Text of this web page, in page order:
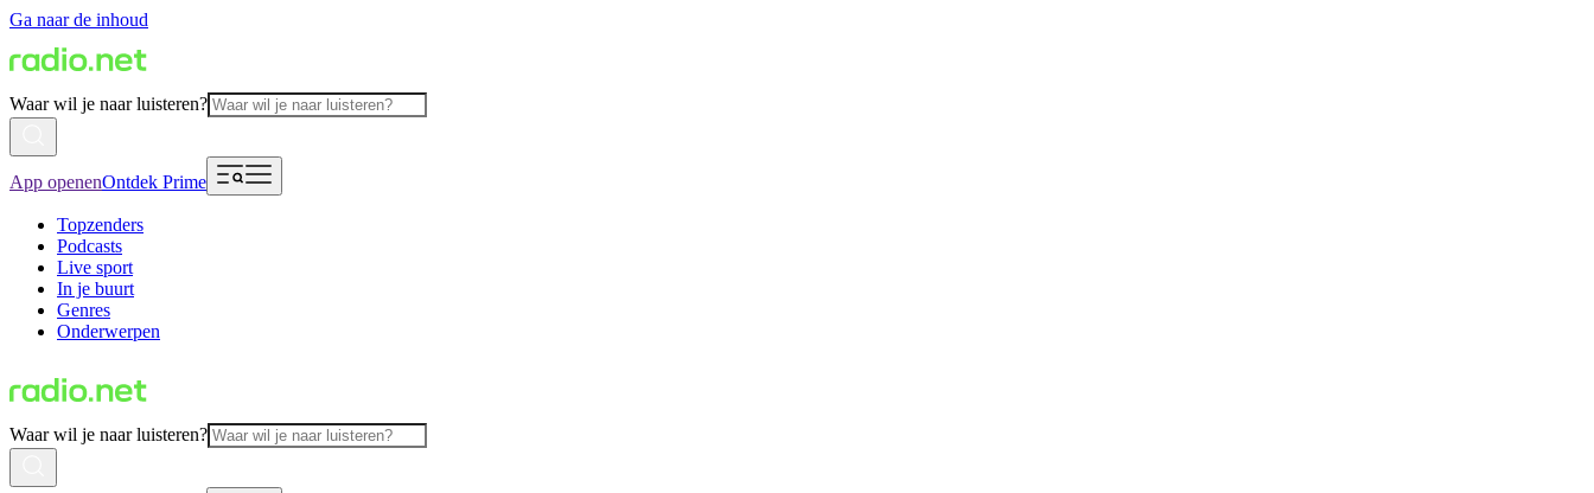
Ga naar de inhoud
Waar wil je naar luisteren?
App openenOntdek Prime
Topzenders
Podcasts
Live sport
In je buurt
Genres
Onderwerpen
Waar wil je naar luisteren?